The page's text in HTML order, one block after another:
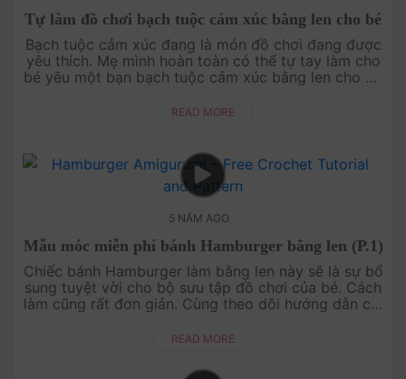
Tự làm đồ chơi bạch tuộc cảm xúc bằng len cho bé
Bạch tuộc cảm xúc đang là món đồ chơi đang được
yêu thích. Mẹ mình hoàn toàn có thể tự tay làm cho
bé yêu một bạn bạch tuộc cảm xúc bằng len cho bé
READ MORE
5 NĂM AGO
Mẫu móc miễn phí bánh Hamburger bằng len (P.1)
Chiếc bánh Hamburger làm bằng len này sẽ là sự bổ
sung tuyệt vời cho bộ sưu tập đồ chơi của bé. Cách
làm cũng rất đơn giản. Cùng theo dõi hướng dẫn chi
miễn phí ....
READ MORE